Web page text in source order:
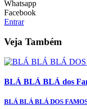
Whatsapp
Facebook
Entrar
Veja Também
BLÁ BLÁ BLÁ dos
BLÁ BLÁ BLÁ DOS